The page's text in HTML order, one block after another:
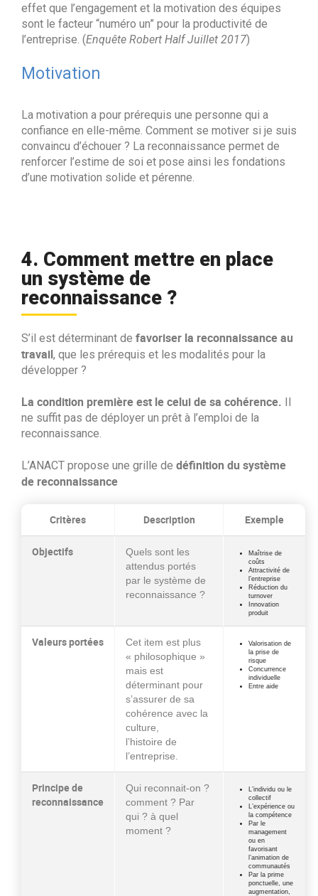
effet que l’engagement et la motivation des équipes
sont le facteur “numéro un” pour la productivité de
l’entreprise. (Enquête Robert Half Juillet 2017)
Motivation
La motivation a pour prérequis une personne qui a
confiance en elle-même. Comment se motiver si je suis
convaincu d’échouer ? La reconnaissance permet de
renforcer l’estime de soi et pose ainsi les fondations
d’une motivation solide et pérenne.
4. Comment mettre en place
un système de
reconnaissance ?
S’il est déterminant de favoriser la reconnaissance au
travail, que les prérequis et les modalités pour la
développer ?
La condition première est lecelui de sa cohérence. Il
ne suffit pas de déployer un prêt à l’emploi de la
reconnaissance.
L’ANACT propose une grille de définition du système
de reconnaissance
Critères Description Exemple
Objectifs
Quels sont les
attendus portés
par le système de
reconnaissance ?
Maîtrise de
coûts
Attractivité de
l’entreprise
Réduction du
turnover
Innovation
produit
Valeurs portées
Cet item est plus
« philosophique »
mais est
déterminant pour
s’assurer de sa
cohérence avec la
culture,
l’histoire de
l’entreprise.
Valorisation de
la prise de
risque
Concurrence
individuelle
Entre aide
Principe de
reconnaissance
Qui reconnait-on ?
comment ? Par
qui ? à quel
moment ?
L’individu ou le
collectif
L’expérience ou
la compétence
Par le
management
ou en
favorisant
l’animation de
communautés
Par la prime
ponctuelle, une
augmentation,